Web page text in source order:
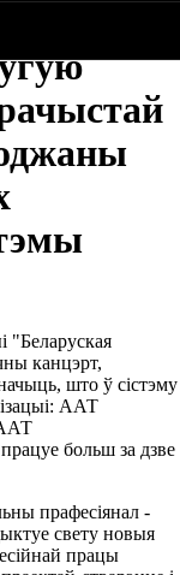
"Беларуская
канцэрт,
што ў сістэму
ААТ
больш за дзве
прафесіянал -
свету новыя
працы